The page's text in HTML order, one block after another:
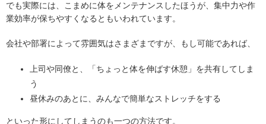
でも実際には、こまめに体をメンテナンスしたほうが、集中力や作
業効率が保ちやすくなるともいわれています。
会社や部署によって雰囲気はさまざまですが、もし可能であれば、
上司や同僚と、「ちょっと体を伸ばす休憩」を共有してしま
う
昼休みのあとに、みんなで簡単なストレッチをする
といった形にしてしまうのも一つの方法です。